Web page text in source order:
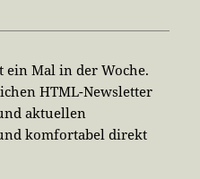
ein Mal in der Woche.
HTML-Newsletter
aktuellen
komfortabel direkt